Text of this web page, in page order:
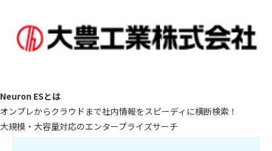
Neuron ESとは
オンプレからクラウドまで社内情報をスピーディに横断検索！
大規模・大容量対応のエンタープライズサーチ